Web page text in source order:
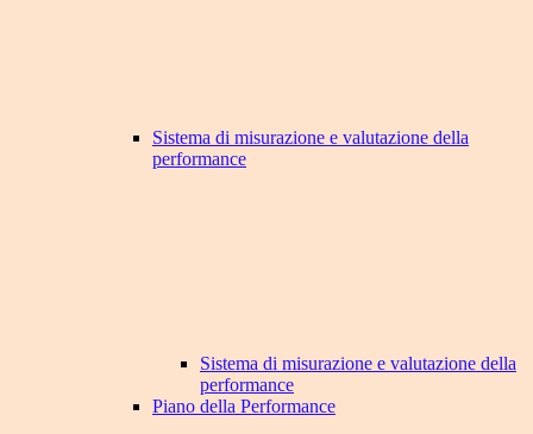
Sistema di misurazione e valutazione della
performance
Sistema di misurazione e valutazione della
performance
Piano della Performance